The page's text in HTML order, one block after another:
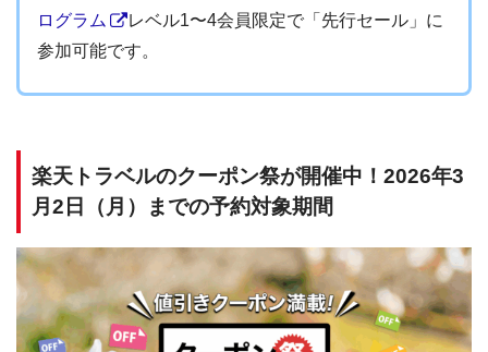
ログラム
レベル1〜4会員限定で「先行セール」に
参加可能です。
楽天トラベルのクーポン祭が開催中！2026年3
月2日（月）までの予約対象期間